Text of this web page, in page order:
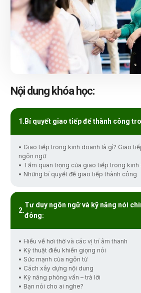
Nội dung khóa học:
Bí quyết giao tiếp để thành công
• Giao tiếp trong kinh doanh là gì? Giao
ngôn ngữ
• Tầm quan trọng của giao tiếp trong kinh
• Những bí quyết để giao tiếp thành công
Tư duy ngôn ngữ và kỹ năng nói
đông:
• Hiểu về hơi thở và các vị trí âm thanh
• Kỹ thuật điều khiển giọng nói
• Sức mạnh của ngôn từ
• Cách xây dựng nội dung
• Kỹ năng phỏng vấn – trả lời
• Bạn nói cho ai nghe?